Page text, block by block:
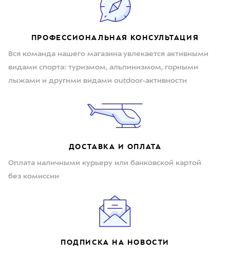
ПРОФЕССИОНАЛЬНАЯ КОНСУЛЬТАЦИЯ
Вся команда нашего магазина увлекается активными
видами спорта: туризмом, альпинизмом, горными
лыжами и другими видами outdoor-активности
ДОСТАВКА И ОПЛАТА
Оплата наличными курьеру или банковской картой
без комиссии
ПОДПИСКА НА НОВОСТИ